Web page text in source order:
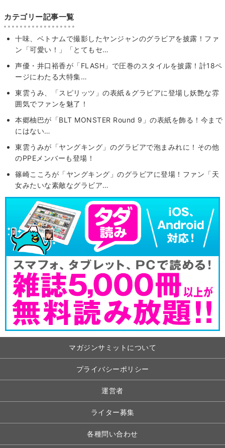
カテゴリー記事一覧
十味、ベトナムで撮影したヤンジャンのグラビアを披露！ファ
ン「可愛い！」「とてもセ…
声優・井口裕香が「FLASH」で圧巻のスタイルを披露！計18ペ
ージにわたる大特集…
東雲うみ、「スピリッツ」の表紙＆グラビアに登場し妖艶な雰
囲気でファンを魅了！
本郷柚巴が「BLT MONSTER Round 9」の表紙を飾る！今まで
にはない…
東雲うみが「ヤングキング」のグラビアで泡まみれに！その他
のPPEメンバーも登場！
篠崎こころが「ヤングキング」のグラビアに登場！ファン「天
女みたいな素敵なグラビア…
マガジンサミットについて
プライバシーポリシー
運営者
ライター募集
各種問い合わせ